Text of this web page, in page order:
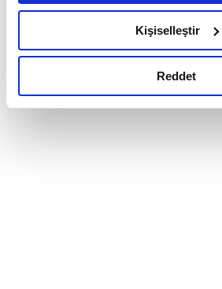
belirleyebilirsiniz. Çerezlere ilişkin
Ayarlar butonuna tıklayabilir,Çerez
Metnimizi ziyaret edebilirsiniz.
okumak ve sitemizi ziyaretiniz
Kişiselleştir
Reddet